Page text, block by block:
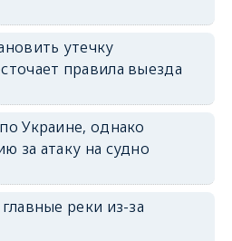
утечку
правила выезда
Украине, однако
за атаку на судно
реки из-за